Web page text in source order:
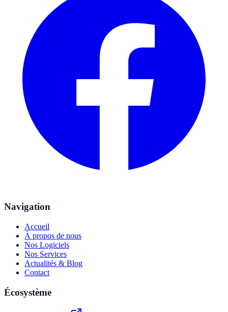
Navigation
Accueil
À propos de nous
Nos Logiciels
Nos Services
Actualités & Blog
Contact
Écosystème